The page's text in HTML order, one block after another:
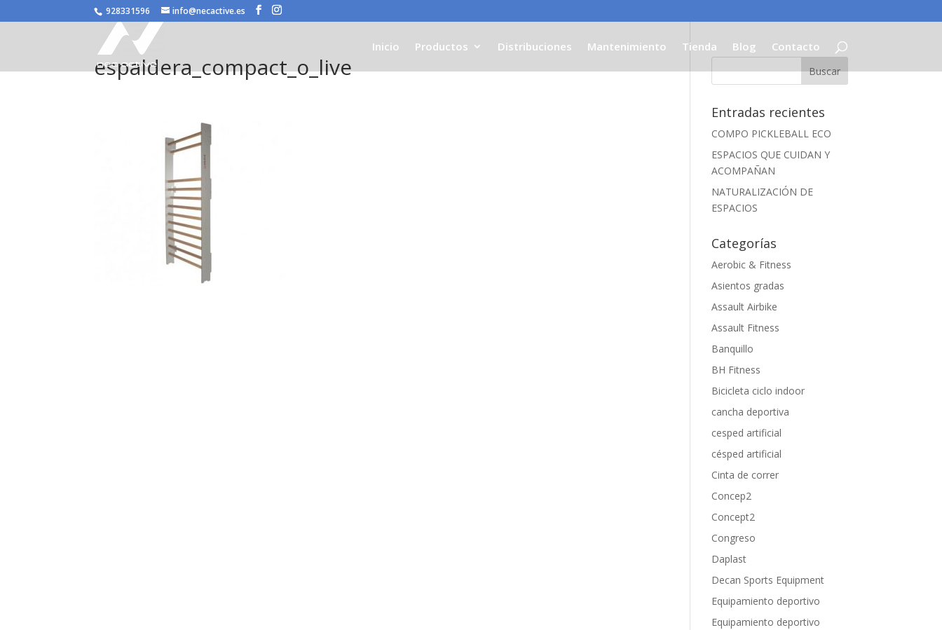
/* JS para menú plegable móvil Divi */
928331596 info@necactive.es
Inicio Productos Distribuciones Mantenimiento Tienda Blog Contacto
espaldera_compact_o_live
Entradas recientes
COMPO PICKLEBALL ECO
ESPACIOS QUE CUIDAN Y
ACOMPAÑAN
NATURALIZACIÓN DE
ESPACIOS
Categorías
Aerobic & Fitness
Asientos gradas
Assault Airbike
Assault Fitness
Banquillo
BH Fitness
Bicicleta ciclo indoor
cancha deportiva
cesped artificial
césped artificial
Cinta de correr
Concep2
Concept2
Congreso
Daplast
Decan Sports Equipment
Equipamiento deportivo
Equipamiento deportivo